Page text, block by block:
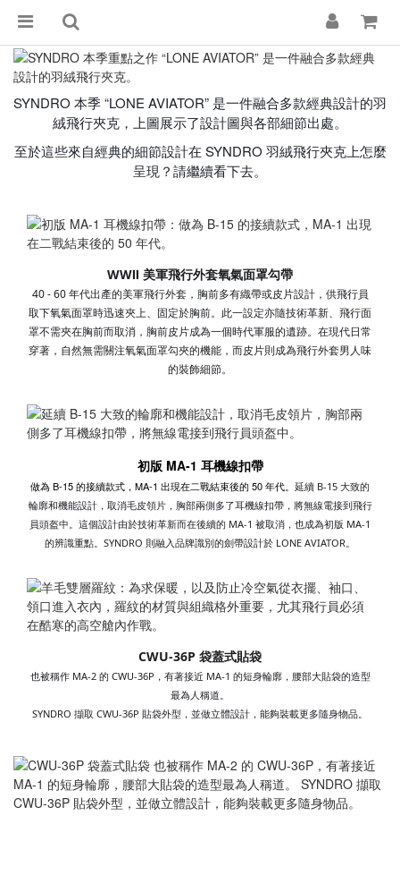
SYNDRO 本季 “LONE AVIATOR” 是一件融合多款經典設計的羽
絨飛行夾克，上圖展示了設計圖與各部細節出處。
至於這些來自經典的細節設計在 SYNDRO 羽絨飛行夾克上怎麼
呈現？請繼續看下去。
WWⅡ 美軍飛行外套氧氣面罩勾帶
40 - 60 年代出產的美軍飛行外套，胸前多有織帶或皮片設計，供飛行員
取下氧氣面罩時迅速夾上、固定於胸前。 此一設定亦隨技術革新、飛行面
罩不需夾在胸前而取消，胸前皮片成為一個時代軍服的遺跡。 在現代日常
穿著，自然無需關注氧氣面罩勾夾的機能，而皮片則成為飛行外套男人味
的裝飾細節。
初版 MA-1 耳機線扣帶
做為 B-15 的接續款式，MA-1 出現在二戰結束後的 50 年代。 延續 B-15 大致的
輪廓和機能設計，取消毛皮領片，胸部兩側多了耳機線扣帶，將無線電接到飛行
員頭盔中。 這個設計由於技術革新而在後續的 MA-1 被取消，也成為初版 MA-1
的辨識重點。 SYNDRO 則融入品牌識別的劍帶設計於 LONE AVIATOR。
CWU-36P 袋蓋式貼袋
也被稱作 MA-2 的 CWU-36P，有著接近 MA-1 的短身輪廓，腰部大貼袋的造型
最為人稱道。
SYNDRO 擷取 CWU-36P 貼袋外型，並做立體設計，能夠裝載更多隨身物品。